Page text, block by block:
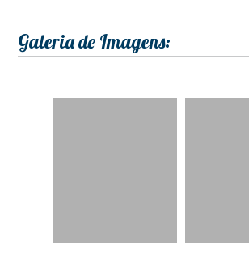
Galeria de Imagens: